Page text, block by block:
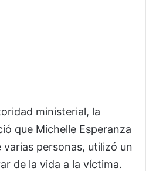
ministerial, la
que Michelle Esperanza
varias personas, utilizó un
de la vida a la víctima.